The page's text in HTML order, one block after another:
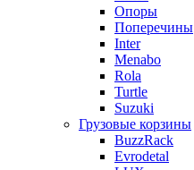
Опоры
Поперечины
Inter
Menabo
Rola
Turtle
Suzuki
Грузовые корзины
BuzzRack
Evrodetal